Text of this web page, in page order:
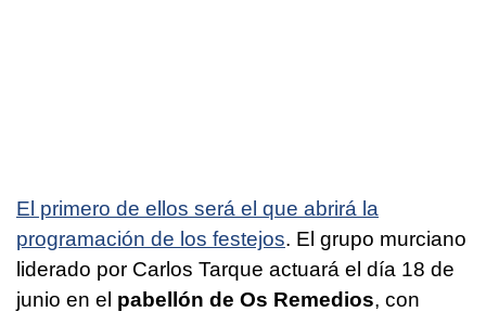
El primero de ellos será el que abrirá la
programación de los festejos. El grupo murciano
liderado por Carlos Tarque actuará el día 18 de
junio en el pabellón de Os Remedios, con